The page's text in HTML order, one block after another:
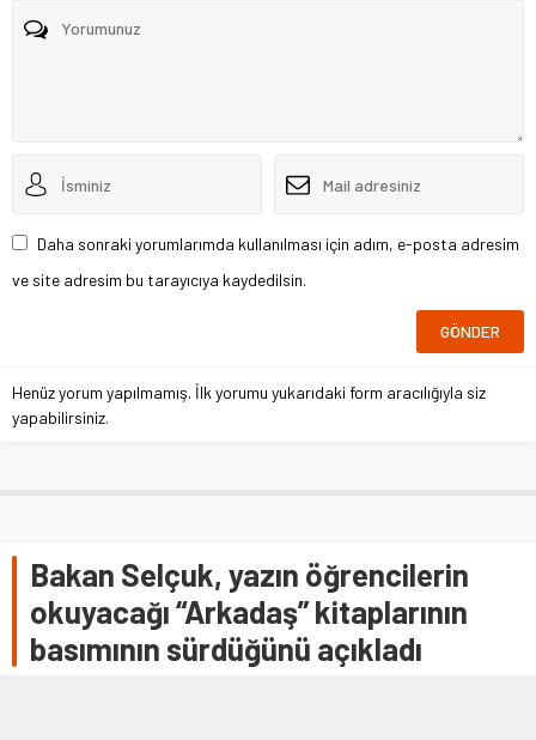
Daha sonraki yorumlarımda kullanılması için adım, e-posta adresim
ve site adresim bu tarayıcıya kaydedilsin.
Henüz yorum yapılmamış. İlk yorumu yukarıdaki form aracılığıyla siz
yapabilirsiniz.
Bakan Selçuk, yazın öğrencilerin
okuyacağı “Arkadaş” kitaplarının
basımının sürdüğünü açıkladı